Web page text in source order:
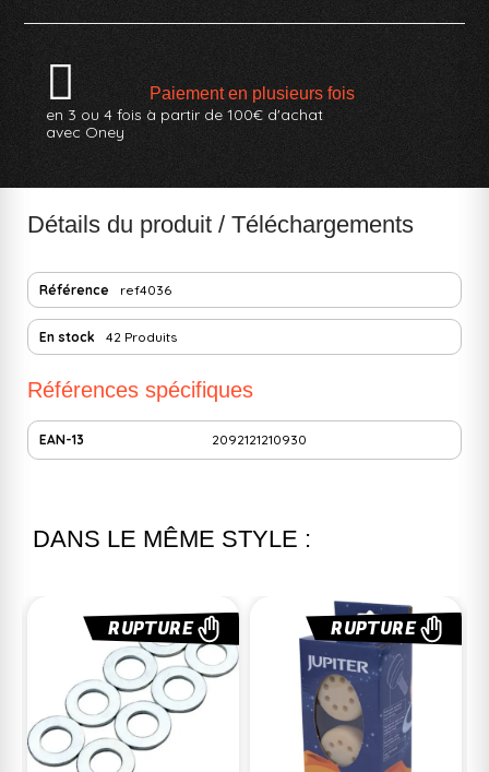
Paiement en plusieurs fois
en 3 ou 4 fois à partir de 100€ d'achat
avec Oney
Détails du produit / Téléchargements
Référence ref4036
En stock 42 Produits
Références spécifiques
EAN-13 2092121210930
DANS LE MÊME STYLE :
RUPTURE RUPTURE